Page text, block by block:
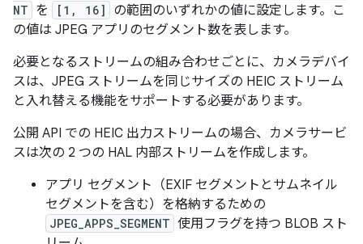
NT を [1, 16]
の範囲のいずれかの値に設定します。こ
の値は JPEG アプリのセグメント数を表します。
必要となるストリームの組み合わせごとに、カメラデバイ
スは、JPEG ストリームを同じサイズの HEIC ストリーム
と入れ替える機能をサポートする必要があります。
公開 API での HEIC 出力ストリームの場合、カメラサービ
スは次の 2 つの HAL 内部ストリームを作成します。
アプリ セグメント（EXIF セグメントとサムネイル
セグメントを含む）を格納するための
JPEG_APPS_SEGMENT 使用フラグを持つ BLOB スト